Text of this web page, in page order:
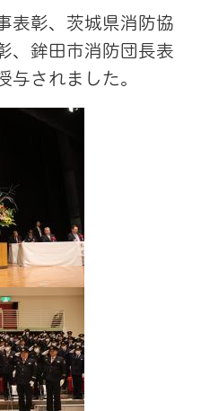
表彰、茨城県消防協
、鉾田市消防団長表
与されました。